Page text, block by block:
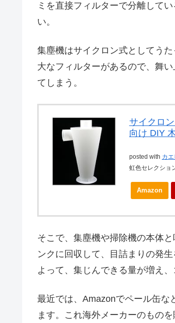
ミを直接フィルターで分離して
い。
集塵機はサイクロン式としてう
大なフィルターがあるので、舞
てしまう。
サイクロ
向け DIY
posted with カ
虹色セレクショ
Amazon
そこで、集塵機や掃除機の本体
ンクに回収して、目詰まりの発
よって、集じんできる量が増え
最近では、Amazonでペール缶な
ます。これ海外メーカーのもの